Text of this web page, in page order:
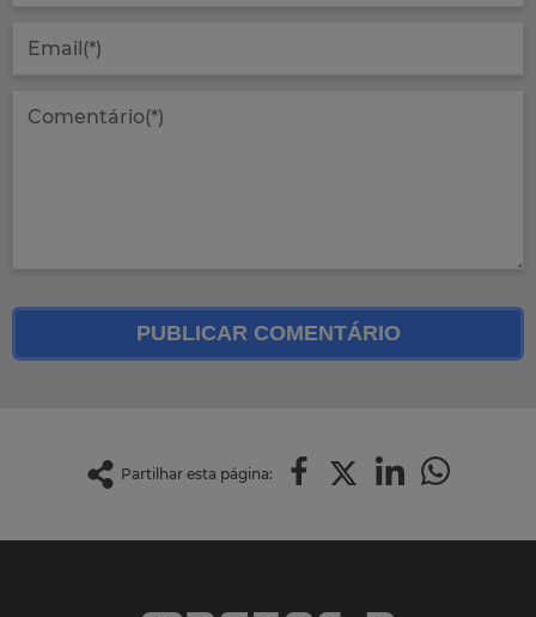
PUBLICAR COMENTÁRIO
Partilhar esta página: